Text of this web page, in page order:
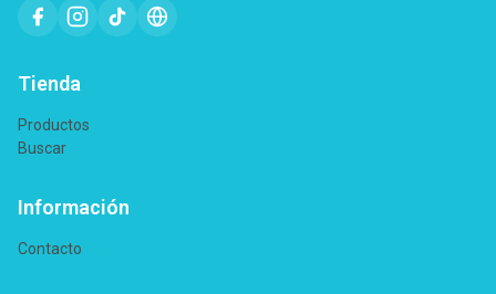
Tienda
Productos
Buscar
Información
Contacto